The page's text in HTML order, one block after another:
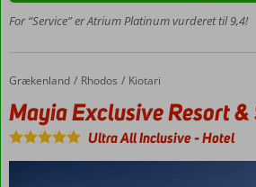
havudsigt
helpension
Inclusive
kan
tilkøbes
Værelser
med
For “Service” er Atrium Platinum vurderet til 9,4!
Forside
Grækenland Rhodos Kiotari
Mayia Exclusive Resort & Spa
Mayia Exclusive Resort &
Ultra All Inclusive-Hotel